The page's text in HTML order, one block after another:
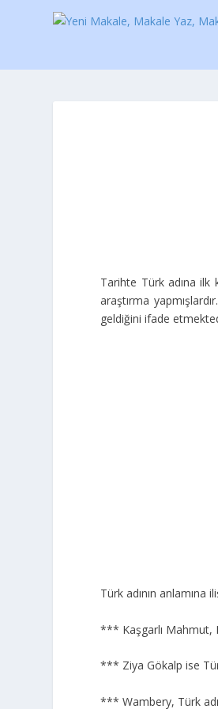
Tarihte Türk adına ilk
araştırma
geldiğini ifade
Türk adının anlamına
*** Kaşgarlı Mahmut,
*** Ziya Gökalp ise
*** Wambery, Türk